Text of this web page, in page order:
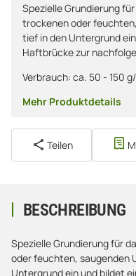
Spezielle Grundierung
trockenen oder
tief in den Untergrund
Haftbrücke zur
Verbrauch: ca. 50 - 150
Mehr Produktdetails
Teilen
BESCHREIBUNG
Spezielle Grundierung für
oder feuchten, saugenden
Untergrund ein und bildet